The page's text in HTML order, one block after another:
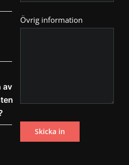
av
Övrig information